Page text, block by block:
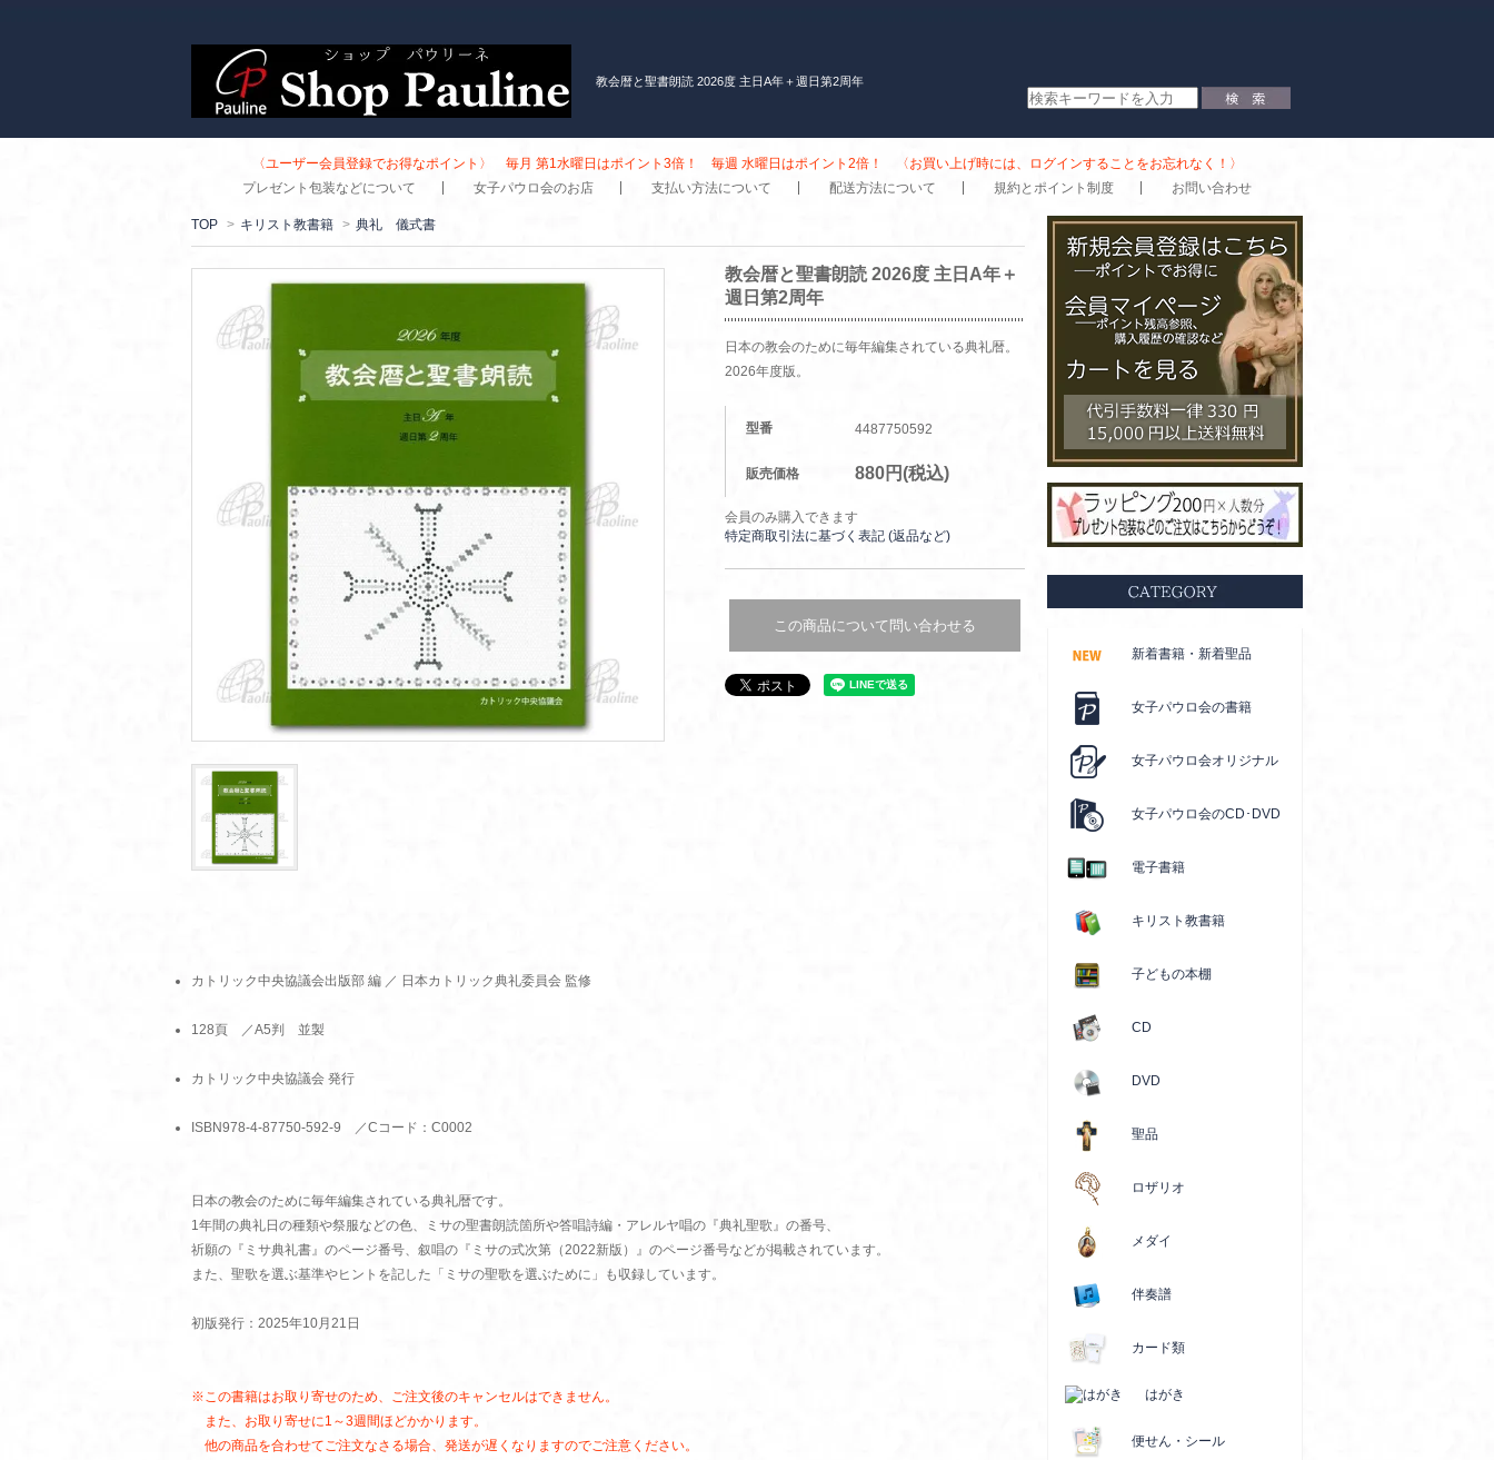
教会暦と聖書朗読 2026度 主日A年＋週日第2周年
〈ユーザー会員登録でお得なポイント〉 毎月 第1水曜日はポイント3倍！ 毎週 水曜日はポイント2倍！ 〈お買い上げ時には、ログインすることをお忘れなく！〉
プレゼント包装などについて
女子パウロ会のお店 支払い方法について 配送方法について 規約とポイント制度 お問い合わせ
TOP > キリスト教書籍 > 典礼 儀式書
教会暦と聖書朗読 2026度 主日A年＋
週日第2周年
日本の教会のために毎年編集されている典礼暦。
2026年度版。
型番 4487750592
販売価格 880円(税込)
会員のみ購入できます
特定商取引法に基づく表記 (返品など)
この商品について問い合わせる
カトリック中央協議会出版部 編 ／ 日本カトリック典礼委員会 監修
128頁 ／A5判 並製
カトリック中央協議会 発行
ISBN978-4-87750-592-9 ／Cコード：C0002
日本の教会のために毎年編集されている典礼暦です。
1年間の典礼日の種類や祭服などの色、ミサの聖書朗読箇所や答唱詩編・アレルヤ唱の『典礼聖歌』の番号、
祈願の『ミサ典礼書』のページ番号、叙唱の『ミサの式次第（2022新版）』のページ番号などが掲載されています。
また、聖歌を選ぶ基準やヒントを記した「ミサの聖歌を選ぶために」も収録しています。
初版発行：2025年10月21日
※この書籍はお取り寄せのため、ご注文後のキャンセルはできません。
また、お取り寄せに1～3週間ほどかかります。
他の商品を合わせてご注文なさる場合、発送が遅くなりますのでご注意ください。
新着書籍・新着聖品
女子パウロ会の書籍
女子パウロ会オリジナル
女子パウロ会のCD･DVD
電子書籍
キリスト教書籍
子どもの本棚
CD
DVD
聖品
ロザリオ
メダイ
伴奏譜
カード類
はがき
便せん・シール